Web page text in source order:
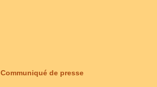
Communiqué de presse